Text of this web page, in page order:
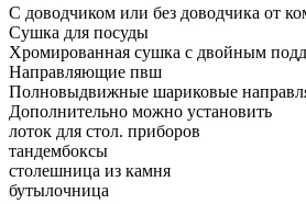
С доводчиком или без доводчика от
Сушка для посуды
Хромированная сушка с двойным
Направляющие пвш
Полновыдвижные шариковые
Дополнительно можно установить
лоток для стол. приборов
тандембоксы
столешница из камня
бутылочница